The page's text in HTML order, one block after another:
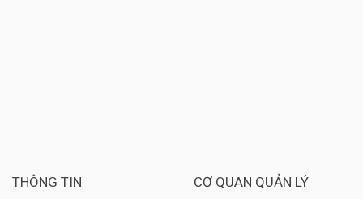
THÔNG TIN CƠ QUAN QUẢN LÝ